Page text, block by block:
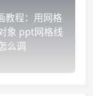
教程：用网格
象 ppt网格线
么调